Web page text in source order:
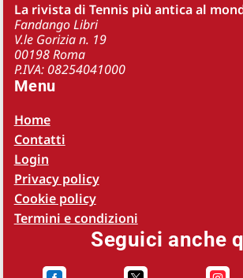
La rivista di Tennis più antica al
Fandango Libri
V.le Gorizia n. 19
00198 Roma
P.IVA: 08254041000
Menu
Home
Contatti
Login
Privacy policy
Cookie policy
Termini e condizioni
Seguici anche